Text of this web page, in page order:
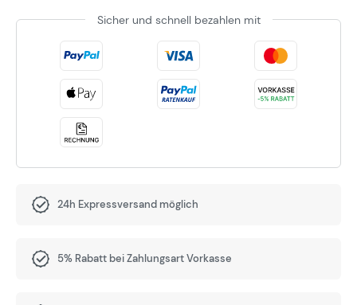
Sicher und schnell bezahlen mit
24h Expressversand möglich
5% Rabatt bei Zahlungsart Vorkasse